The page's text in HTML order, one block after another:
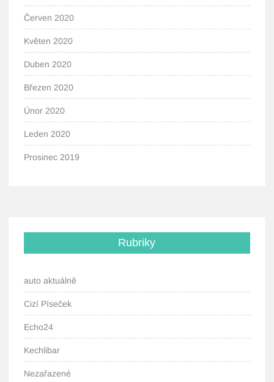
Červen 2020
Květen 2020
Duben 2020
Březen 2020
Únor 2020
Leden 2020
Prosinec 2019
Rubriky
auto aktuálně
Cizí Píseček
Echo24
Kechlibar
Nezařazené